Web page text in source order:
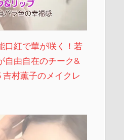
口紅で華が咲く！若
自由自在のチーク&
吉村薫子のメイクレ